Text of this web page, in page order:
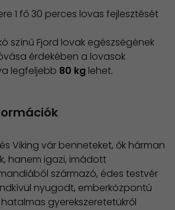
1 fő 30 perces lovas fejlesztését
színű Fjord lovak egészségének
érdekében a lovasok
legfeljebb 80 kg lehet.
Viking vár benneteket, ők hárman
hanem igazi, imádott
származó, édes testvér
nyugodt, emberközpontú
gyerekszeretetükről